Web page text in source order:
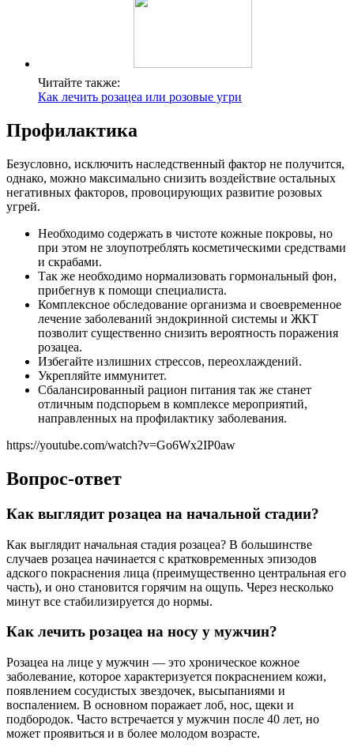
Читайте также:
Как лечить розацеа или розовые угри
Профилактика
Безусловно, исключить наследственный фактор не получится,
однако, можно максимально снизить воздействие остальных
негативных факторов, провоцирующих развитие розовых
угрей.
Необходимо содержать в чистоте кожные покровы, но
при этом не злоупотреблять косметическими средствами
и скрабами.
Так же необходимо нормализовать гормональный фон,
прибегнув к помощи специалиста.
Комплексное обследование организма и своевременное
лечение заболеваний эндокринной системы и ЖКТ
позволит существенно снизить вероятность поражения
розацеа.
Избегайте излишних стрессов, переохлаждений.
Укрепляйте иммунитет.
Сбалансированный рацион питания так же станет
отличным подспорьем в комплексе мероприятий,
направленных на профилактику заболевания.
https://youtube.com/watch?v=Go6Wx2IP0aw
Вопрос-ответ
Как выглядит розацеа на начальной стадии?
Как выглядит начальная стадия розацеа? В большинстве
случаев розацеа начинается с кратковременных эпизодов
адского покраснения лица (преимущественно центральная его
часть), и оно становится горячим на ощупь. Через несколько
минут все стабилизируется до нормы.
Как лечить розацеа на носу у мужчин?
Розацеа на лице у мужчин — это хроническое кожное
заболевание, которое характеризуется покраснением кожи,
появлением сосудистых звездочек, высыпаниями и
воспалением. В основном поражает лоб, нос, щеки и
подбородок. Часто встречается у мужчин после 40 лет, но
может проявиться и в более молодом возрасте.